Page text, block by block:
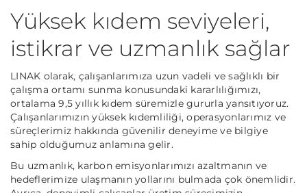
Yüksek kıdem seviyeleri,
istikrar ve uzmanlık sağlar
LINAK olarak, çalışanlarımıza uzun vadeli ve sağlıklı bir
çalışma ortamı sunma konusundaki kararlılığımızı,
ortalama 9,5 yıllık kıdem süremizle gururla yansıtıyoruz.
Çalışanlarımızın yüksek kıdemliliği, operasyonlarımız ve
süreçlerimiz hakkında güvenilir deneyime ve bilgiye
sahip olduğumuz anlamına gelir.
Bu uzmanlık, karbon emisyonlarımızı azaltmanın ve
hedeflerimize ulaşmanın yollarını bulmada çok önemlidir.